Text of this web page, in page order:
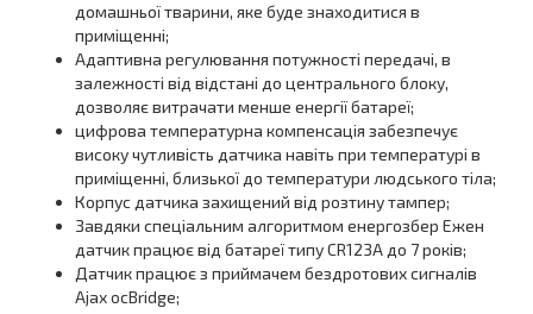
домашньої тварини, яке буде знаходитися в
приміщенні;
Адаптивна регулювання потужності передачі, в
залежності від відстані до центрального блоку,
дозволяє витрачати менше енергії батареї;
цифрова температурна компенсація забезпечує
високу чутливість датчика навіть при температурі в
приміщенні, близької до температури людського тіла;
Корпус датчика захищений від розтину тампер;
Завдяки спеціальним алгоритмом енергозбер Ежен
датчик працює від батареї типу CR123A до 7 років;
Датчик працює з приймачем бездротових сигналів
Ajax ocBridge;